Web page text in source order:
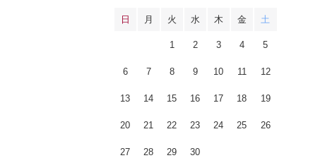
日 月 火 水 木 金 土
1 2 3 4 5
6 7 8 9 10 11 12
13 14 15 16 17 18 19
20 21 22 23 24 25 26
27 28 29 30